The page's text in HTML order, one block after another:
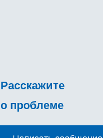
Расскажите
о проблеме